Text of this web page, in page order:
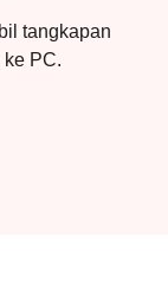
tangkapan
PC.